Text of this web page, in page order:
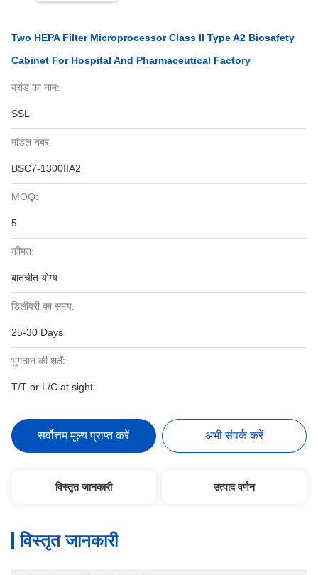
Two HEPA Filter Microprocessor Class II Type A2 Biosafety
Cabinet For Hospital And Pharmaceutical Factory
ब्रांड का नाम:
SSL
मॉडल नंबर:
BSC7-1300IIA2
MOQ:
5
कीमत:
बातचीत योग्य
डिलीवरी का समय:
25-30 Days
भुगतान की शर्तें:
T/T or L/C at sight
सर्वोत्तम मूल्य प्राप्त करें अभी संपर्क करें
विस्तृत जानकारी उत्पाद वर्णन
विस्तृत जानकारी